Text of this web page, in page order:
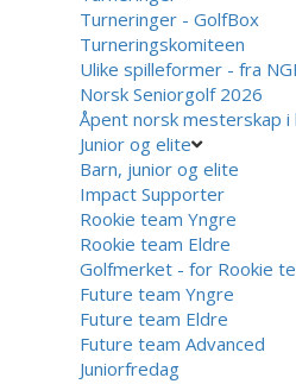
Turneringer - GolfBox
Turneringskomiteen
Ulike spilleformer - fra
Norsk Seniorgolf 2026
Åpent norsk mesterskap i
Junior og elite
Barn, junior og elite
Impact Supporter
Rookie team Yngre
Rookie team Eldre
Golfmerket - for Rookie
Future team Yngre
Future team Eldre
Future team Advanced
Juniorfredag